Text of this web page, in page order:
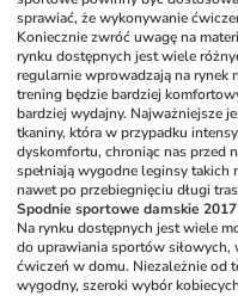
sprawiać, że wykonywanie
Koniecznie zwróć uwagę na
rynku dostępnych jest wiele
regularnie wprowadzają na rynek
trening będzie bardziej
bardziej wydajny. Najważniejsze
tkaniny, która w przypadku
dyskomfortu, chroniąc nas przed
spełniają wygodne leginsy takich
nawet po przebiegnięciu długi
Spodnie sportowe damskie
Na rynku dostępnych jest wiele
do uprawiania sportów siłowych,
ćwiczeń w domu. Niezależnie od
wygodny, szeroki wybór